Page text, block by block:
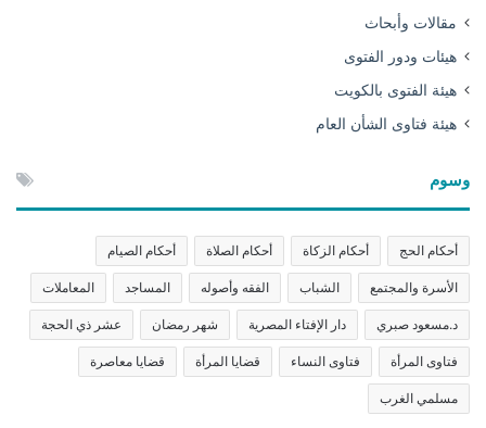
مقالات وأبحاث
هيئات ودور الفتوى
هيئة الفتوى بالكويت
هيئة فتاوى الشأن العام
وسوم
أحكام الحج أحكام الزكاة أحكام الصلاة أحكام الصيام
الأسرة والمجتمع الشباب الفقه وأصوله المساجد المعاملات
د.مسعود صبري دار الإفتاء المصرية شهر رمضان عشر ذي الحجة
فتاوى المرأة فتاوى النساء قضايا المرأة قضايا معاصرة
مسلمي الغرب